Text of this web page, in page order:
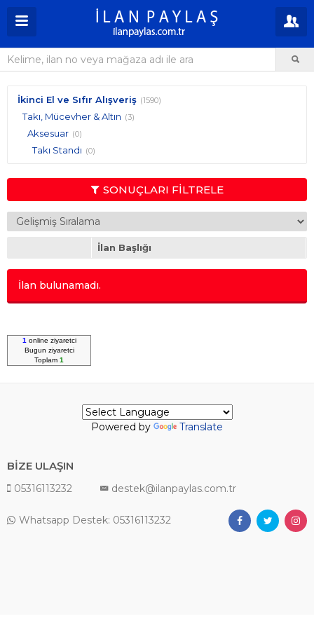
İkinci El ve Sıfır Alışveriş (1590)
Takı, Mücevher & Altın (3)
Aksesuar (0)
Takı Standı (0)
SONUÇLARI FİLTRELE
İlan Başlığı
İlan bulunamadı.
1 online ziyaretci
Bugun ziyaretci
Toplam 1
Powered by Translate
BİZE ULAŞIN
05316113232 destek@ilanpaylas.com.tr
Whatsapp Destek: 05316113232